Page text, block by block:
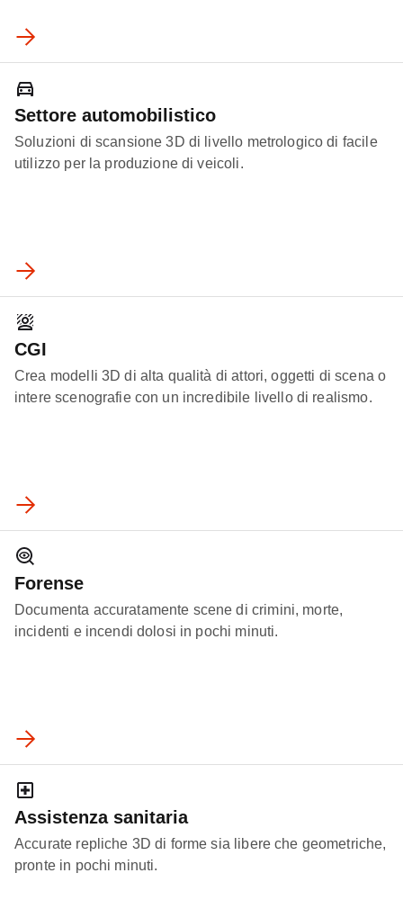
Settore automobilistico
Soluzioni di scansione 3D di livello metrologico di facile
utilizzo per la produzione di veicoli.
CGI
Crea modelli 3D di alta qualità di attori, oggetti di scena o
intere scenografie con un incredibile livello di realismo.
Forense
Documenta accuratamente scene di crimini, morte,
incidenti e incendi dolosi in pochi minuti.
Assistenza sanitaria
Accurate repliche 3D di forme sia libere che geometriche,
pronte in pochi minuti.